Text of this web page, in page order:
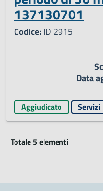
137130701
Codice: ID 2915
Data
Aggiudicato Servizi
Totale 5 elementi